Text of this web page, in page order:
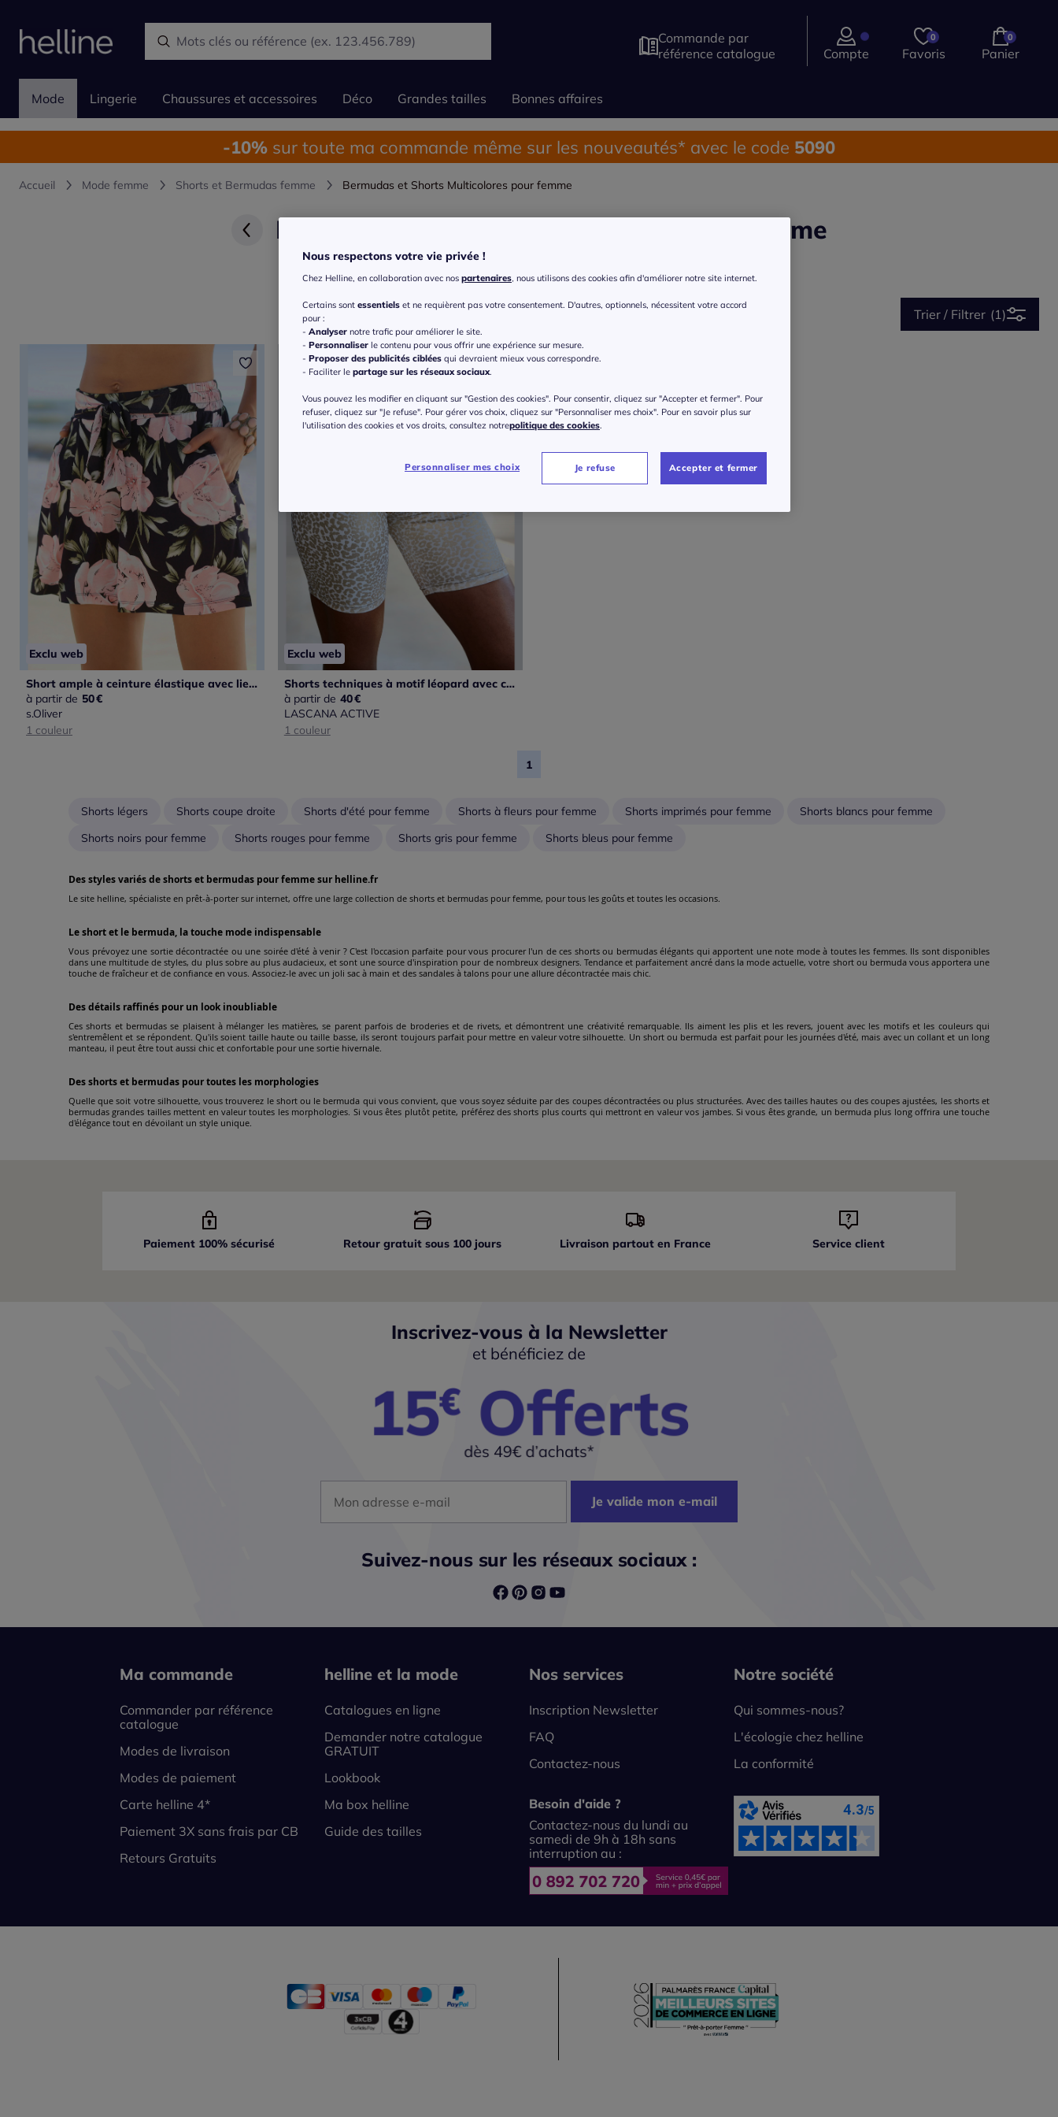
Commande par
référence catalogue
Compte
0
Favoris
0
Panier
Mode Lingerie Chaussures et accessoires Déco Grandes tailles Bonnes affaires
-10% sur toute ma commande même sur les nouveautés* avec le code 5090
Accueil Mode femme Shorts et Bermudas femme Bermudas et Shorts Multicolores pour femme
Bermudas et Shorts Multicolores pour femme
Shorts en jean Shorts de sport Shorts en coton
Trier / Filtrer (1)
Exclu web
Short ample à ceinture élastique avec liens à nouer et motifs floraux
à partir de 50€
s.Oliver
1 couleur
Exclu web
Shorts techniques à motif léopard avec ceinture élastique respirante
à partir de 40€
LASCANA ACTIVE
1 couleur
1
Shorts légers Shorts coupe droite Shorts d'été pour femme Shorts à fleurs pour femme Shorts imprimés pour femme
Shorts blancs pour femme
Shorts noirs pour femme
Shorts rouges pour femme Shorts gris pour femme Shorts bleus pour femme
Des styles variés de shorts et bermudas pour femme sur helline.fr
Le site helline, spécialiste en prêt-à-porter sur internet, offre une large collection de shorts et bermudas pour femme, pour tous les goûts et toutes les occasions.
Le short et le bermuda, la touche mode indispensable
Vous prévoyez une sortie décontractée ou une soirée d'été à venir ? C'est l'occasion parfaite pour vous procurer l'un de ces shorts ou bermudas élégants qui apportent une note mode à toutes les femmes. Ils sont disponibles
dans une multitude de styles, du plus sobre au plus audacieux, et sont une source d'inspiration pour de nombreux designers. Tendance et parfaitement ancré dans la mode actuelle, votre short ou bermuda vous apportera une
touche de fraîcheur et de confiance en vous. Associez-le avec un joli sac à main et des sandales à talons pour une allure décontractée mais chic.
Des détails raffinés pour un look inoubliable
Ces shorts et bermudas se plaisent à mélanger les matières, se parent parfois de broderies et de rivets, et démontrent une créativité remarquable. Ils aiment les plis et les revers, jouent avec les motifs et les couleurs qui
s'entremêlent et se répondent. Qu'ils soient taille haute ou taille basse, ils seront toujours parfait pour mettre en valeur votre silhouette. Un short ou bermuda est parfait pour les journées d'été, mais avec un collant et un long
manteau, il peut être tout aussi chic et confortable pour une sortie hivernale.
Des shorts et bermudas pour toutes les morphologies
Quelle que soit votre silhouette, vous trouverez le short ou le bermuda qui vous convient, que vous soyez séduite par des coupes décontractées ou plus structurées. Avec des tailles hautes ou des coupes ajustées, les shorts et
bermudas grandes tailles mettent en valeur toutes les morphologies. Si vous êtes plutôt petite, préférez des shorts plus courts qui mettront en valeur vos jambes. Si vous êtes grande, un bermuda plus long offrira une touche
d'élégance tout en dévoilant un style unique.
Paiement 100% sécurisé Retour gratuit sous 100 jours Livraison partouten France Service client
Inscrivez-vous à la Newsletter
et bénéficiez de
Je valide mon e-mail
Suivez-nous sur les réseaux sociaux :
Ma commande
Commander par référence
catalogue
Modes de livraison
Modes de paiement
Carte helline 4*
Paiement 3X sans frais par CB
Retours Gratuits
helline et la mode
Catalogues en ligne
Demander notre catalogue
GRATUIT
Lookbook
Ma box helline
Guide des tailles
Nos services
Inscription Newsletter
FAQ
Contactez-nous
Besoin d'aide ?
Contactez-nous du lundi au
samedi de 9h à 18h sans
interruption au :
Notre société
Qui sommes-nous?
L'écologie chez helline
La conformité
Nous respectons votre vie privée !
Chez Helline, en collaboration avec nos partenaires, nous utilisons des cookies afin d'améliorer notre site internet.
Certains sont essentiels et ne requièrent pas votre consentement. D'autres, optionnels, nécessitent votre accord
pour :
- Analyser notre trafic pour améliorer le site.
- Personnaliser le contenu pour vous offrir une expérience sur mesure.
- Proposer des publicités ciblées qui devraient mieux vous correspondre.
- Faciliter le partage sur les réseaux sociaux.
Vous pouvez les modifier en cliquant sur "Gestion des cookies". Pour consentir, cliquez sur "Accepter et fermer". Pour
refuser, cliquez sur "Je refuse". Pour gérer vos choix, cliquez sur "Personnaliser mes choix". Pour en savoir plus sur
l'utilisation des cookies et vos droits, consultez notrepolitique des cookies.
Personnaliser mes choix Je refuse Accepter et fermer